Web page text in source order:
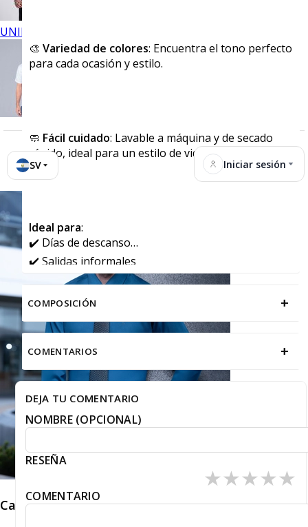
UNIFORMES
SV Iniciar sesión
Caballero
🎨 Variedad de colores: Encuentra el tono perfecto
para cada ocasión y estilo.
🧼 Fácil cuidado: Lavable a máquina y de secado
rápido, ideal para un estilo de vida activo.
Ideal para:
✔️ Días de descanso
✔️ Salidas informales
✔️ Actividades deportivas y recreativas
COMPOSICIÓN +
COMENTARIOS +
DEJA TU COMENTARIO
NOMBRE (OPCIONAL)
RESEÑA
★
★
★
★
★
COMENTARIO